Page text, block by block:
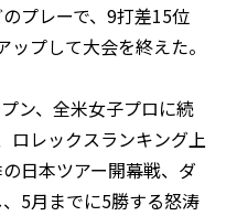
プレーで、9打差15位
プして大会を終えた。
ン、全米女子プロに続
ロレックスランキング上
日本ツアー開幕戦、ダ
5月までに5勝する怒涛